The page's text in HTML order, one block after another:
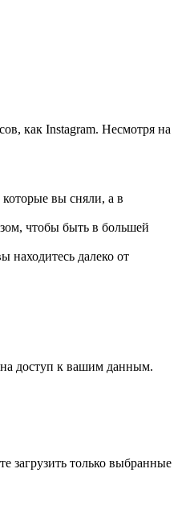
как Instagram. Несмотря на
вы сняли, а в
чтобы быть в большей
находитесь далеко от
на доступ к вашим данным.
загрузить только выбранные